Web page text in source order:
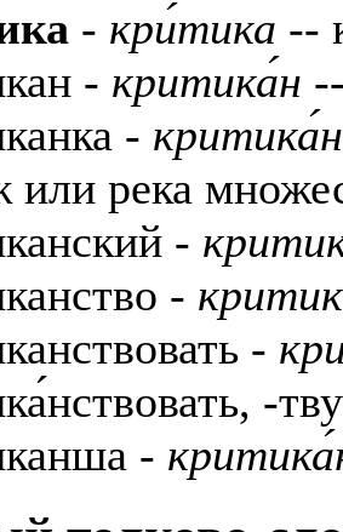
- кри́тика --
- критика́н
-
или река
-
-
-
-
-